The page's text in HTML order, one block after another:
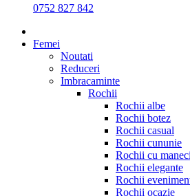
0752 827 842
Femei
Noutati
Reduceri
Imbracaminte
Rochii
Rochii albe
Rochii botez
Rochii casual
Rochii cununie
Rochii cu
Rochii elegante
Rochii
Rochii ocazie